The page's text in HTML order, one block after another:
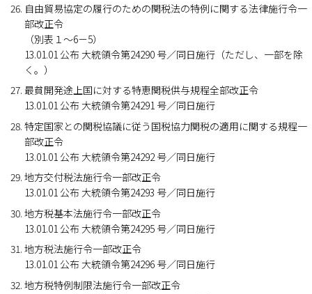
自由貿易協定の履行のための関税法の特例に関する法律施行令一
部改正令
（別表１～6－5）
13.01.01 公布 大統領令第24290 号／同日施行（ただし、一部を除
く。）
最貧開発途上国に対する特恵関税供与規程全部改正令
13.01.01 公布 大統領令第24291 号／同日施行
特定国家との関税協議に従う国税協力関税の適用に関する規程一
部改正令
13.01.01 公布 大統領令第24292 号／同日施行
地方交付税法施行令一部改正令
13.01.01 公布 大統領令第24293 号／同日施行
地方税基本法施行令一部改正令
13.01.01 公布 大統領令第24295 号／同日施行
地方税法施行令一部改正令
13.01.01 公布 大統領令第24296 号／同日施行
地方税特例制限法施行令一部改正令